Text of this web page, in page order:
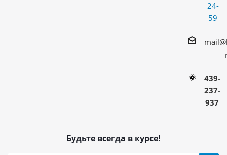
24-
59
439-
237-
937
Будьте всегда в курсе!